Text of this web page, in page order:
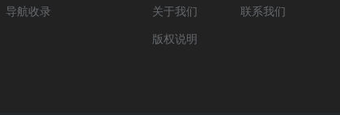
导航收录
关于我们
联系我们
版权说明